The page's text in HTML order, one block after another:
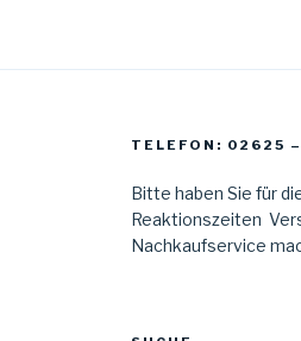
TELEFON: 02625
Bitte haben Sie für
Reaktionszeiten
Nachkaufservice